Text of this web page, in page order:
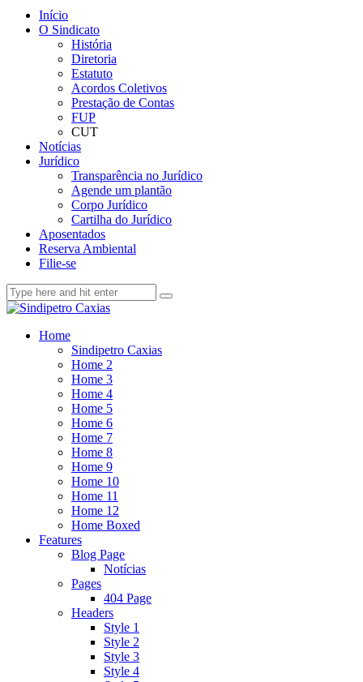
Início
O Sindicato
História
Diretoria
Estatuto
Acordos Coletivos
Prestação de Contas
FUP
CUT
Notícias
Jurídico
Transparência no Jurídico
Agende um plantão
Corpo Jurídico
Cartilha do Jurídico
Aposentados
Reserva Ambiental
Filie-se
Home
Sindipetro Caxias
Home 2
Home 3
Home 4
Home 5
Home 6
Home 7
Home 8
Home 9
Home 10
Home 11
Home 12
Home Boxed
Features
Blog Page
Notícias
Pages
404 Page
Headers
Style 1
Style 2
Style 3
Style 4